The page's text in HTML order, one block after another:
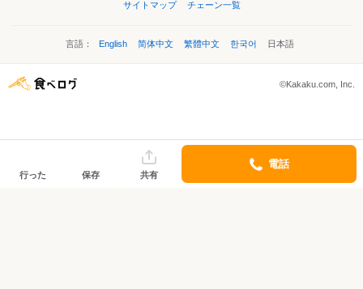
サイトマップ
チェーン一覧
言語： English 简体中文 繁體中文 한국어 日本語
©Kakaku.com, Inc.
行った 保存 共有
電話